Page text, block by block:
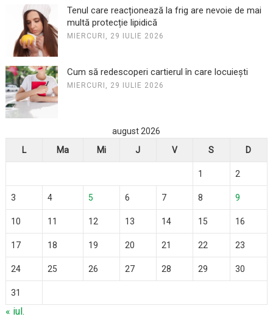
Tenul care reacționează la frig are nevoie de mai
multă protecție lipidică
MIERCURI, 29 IULIE 2026
Cum să redescoperi cartierul în care locuiești
MIERCURI, 29 IULIE 2026
august 2026
L
Ma Mi J V S D
1 2
3 4 5 6 7 8 9
10 11 12 13 14 15 16
17 18 19 20 21 22 23
24 25 26 27 28 29 30
31
« iul.